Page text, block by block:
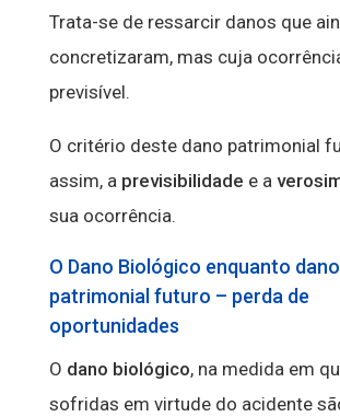
Trata-se de ressarcir danos que
concretizaram, mas cuja
previsível.
O critério deste dano patrimonial
assim, a previsibilidade e a
sua ocorrência.
O Dano Biológico enquanto dano
patrimonial futuro – perda de
oportunidades
O dano biológico, na medida em
sofridas em virtude do acidente